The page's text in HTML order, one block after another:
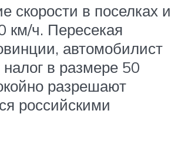
скорости в поселках и
км/ч. Пересекая
автомобилист
в размере 50
разрешают
российскими